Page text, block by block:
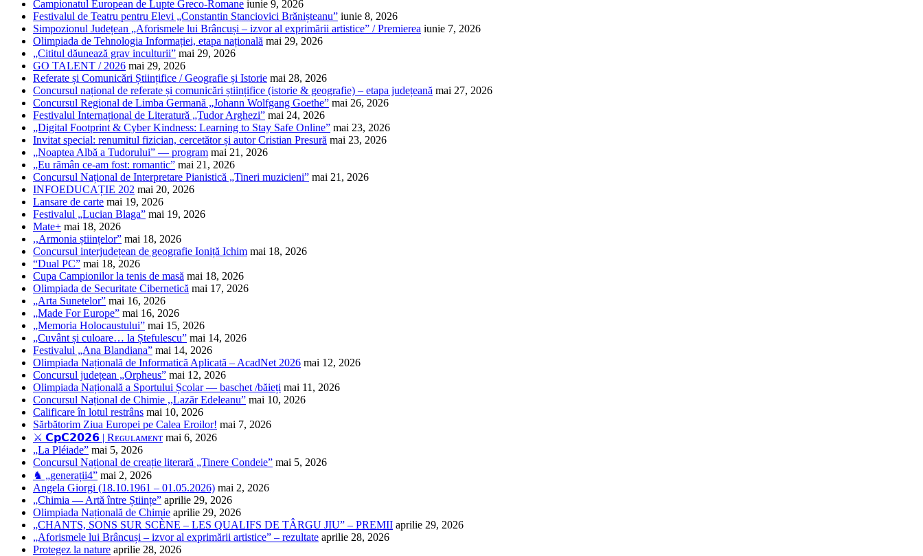
Campionatul European de Lupte Greco-Romane iunie 9, 2026
Festivalul de Teatru pentru Elevi „Constantin Stanciovici Brănișteanu” iunie 8, 2026
Simpozionul Județean „Aforismele lui Brâncuși – izvor al exprimării artistice” / Premierea iunie 7, 2026
Olimpiada de Tehnologia Informației, etapa națională mai 29, 2026
„Cititul dăunează grav inculturii” mai 29, 2026
GO TALENT / 2026 mai 29, 2026
Referate și Comunicări Științifice / Geografie și Istorie mai 28, 2026
Concursul național de referate și comunicări științifice (istorie & geografie) – etapa județeană mai 27, 2026
Concursul Regional de Limba Germană „Johann Wolfgang Goethe” mai 26, 2026
Festivalul Internațional de Literatură „Tudor Arghezi” mai 24, 2026
„Digital Footprint & Cyber Kindness: Learning to Stay Safe Online” mai 23, 2026
Invitat special: renumitul fizician, cercetător și autor Cristian Presură mai 23, 2026
„Noaptea Albă a Tudorului” — program mai 21, 2026
„Eu rămân ce-am fost: romantic” mai 21, 2026
Concursul Național de Interpretare Pianistică „Tineri muzicieni” mai 21, 2026
INFOEDUCAȚIE 202 mai 20, 2026
Lansare de carte mai 19, 2026
Festivalul „Lucian Blaga” mai 19, 2026
Mate+ mai 18, 2026
,,Armonia științelor” mai 18, 2026
Concursul interjudețean de geografie Ioniță Ichim mai 18, 2026
“Dual PC” mai 18, 2026
Cupa Campionilor la tenis de masă mai 18, 2026
Olimpiada de Securitate Cibernetică mai 17, 2026
„Arta Sunetelor” mai 16, 2026
„Made For Europe” mai 16, 2026
„Memoria Holocaustului” mai 15, 2026
„Cuvânt și culoare… la Ștefulescu” mai 14, 2026
Festivalul „Ana Blandiana” mai 14, 2026
Olimpiada Națională de Informatică Aplicată – AcadNet 2026 mai 12, 2026
Concursul județean „Orpheus” mai 12, 2026
Olimpiada Națională a Sportului Școlar — baschet /băieți mai 11, 2026
Concursul Național de Chimie ,,Lazăr Edeleanu” mai 10, 2026
Calificare în lotul restrâns mai 10, 2026
Sărbătorim Ziua Europei pe Calea Eroilor! mai 7, 2026
⚔️ 𝗖𝗽𝗖𝟮𝟬𝟮𝟲 | Rᴇɢᴜʟᴀᴍᴇɴᴛ mai 6, 2026
„La Pléiade” mai 5, 2026
Concursul Național de creație literară „Tinere Condeie” mai 5, 2026
♞ „generații4” mai 2, 2026
Angela Giorgi (18.10.1961 – 01.05.2026) mai 2, 2026
„Chimia — Artă între Științe” aprilie 29, 2026
Olimpiada Națională de Chimie aprilie 29, 2026
„CHANTS, SONS SUR SCÈNE – LES QUALIFS DE TÂRGU JIU” – PREMII aprilie 29, 2026
„Aforismele lui Brâncuși – izvor al exprimării artistice” – rezultate aprilie 28, 2026
Protegez la nature aprilie 28, 2026